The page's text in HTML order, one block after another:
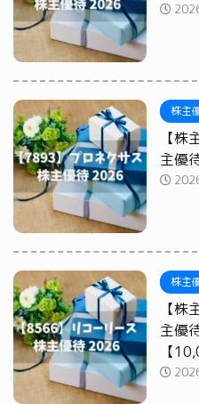
株主
【株
主優
株主
【株
主優
【